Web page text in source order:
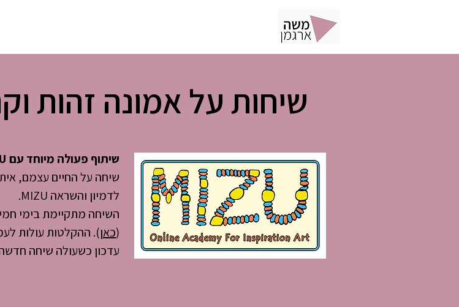
שיחות על אמונה זהות
שיתוף פעולה מיוחד עם MIZU - האקדמיה לדמיון והשראה
שיחה על החיים עצמם,
לדמיון והשראה MIZU.
(כאן). ההקלטות עולות
עדכון כשעולה שיחה